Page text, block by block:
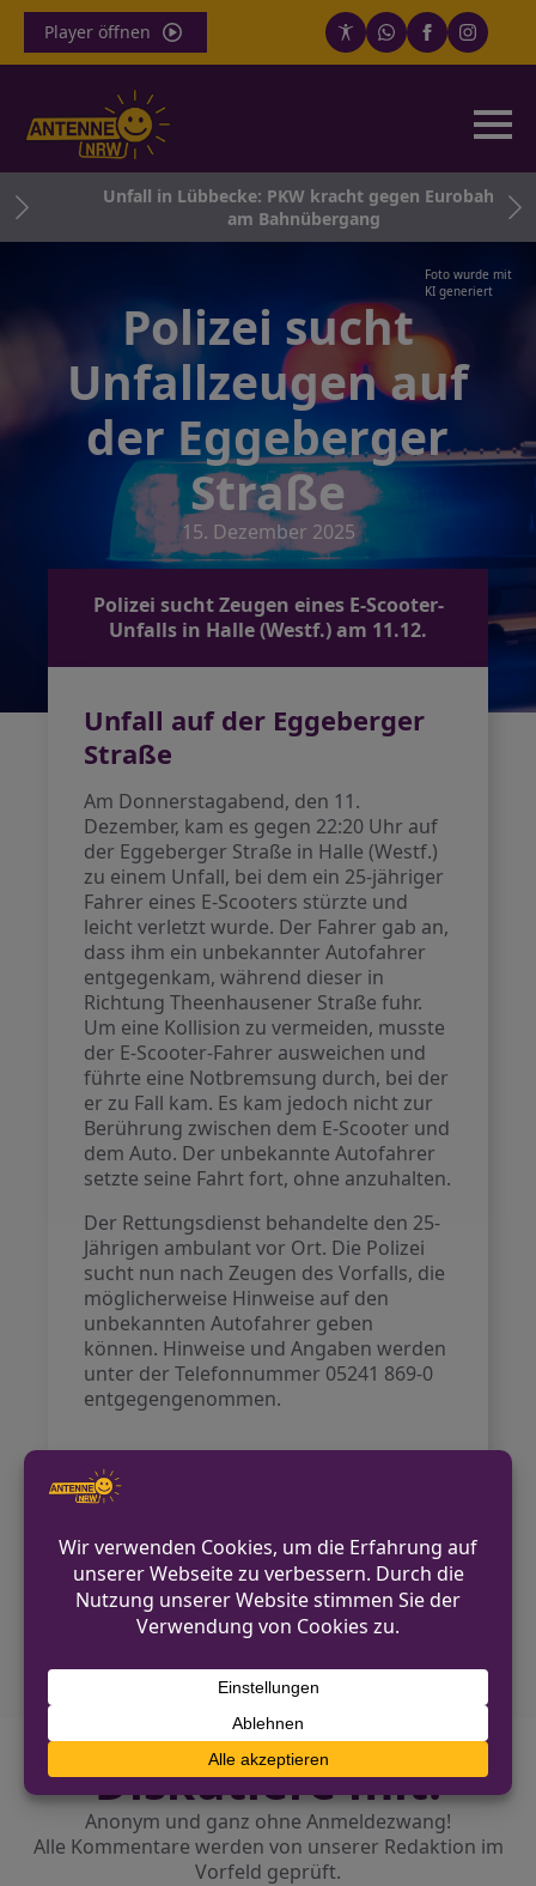
Player öffnen
Unfall in Lübbecke: PKW kracht gegen Eurobahn
am Bahnübergang
Foto wurde mit
KI generiert
Polizei sucht
Unfallzeugen auf
der Eggeberger
Straße
15. Dezember 2025
Polizei sucht Zeugen eines E-Scooter-
Unfalls in Halle (Westf.) am 11.12.
Unfall auf der Eggeberger
Straße
Am Donnerstagabend, den 11.
Dezember, kam es gegen 22:20 Uhr auf
der Eggeberger Straße in Halle (Westf.)
zu einem Unfall, bei dem ein 25-jähriger
Fahrer eines E-Scooters stürzte und
leicht verletzt wurde. Der Fahrer gab an,
dass ihm ein unbekannter Autofahrer
entgegenkam, während dieser in
Richtung Theenhausener Straße fuhr.
Um eine Kollision zu vermeiden, musste
der E-Scooter-Fahrer ausweichen und
führte eine Notbremsung durch, bei der
er zu Fall kam. Es kam jedoch nicht zur
Berührung zwischen dem E-Scooter und
dem Auto. Der unbekannte Autofahrer
setzte seine Fahrt fort, ohne anzuhalten.
Der Rettungsdienst behandelte den 25-
Jährigen ambulant vor Ort. Die Polizei
sucht nun nach Zeugen des Vorfalls, die
möglicherweise Hinweise auf den
unbekannten Autofahrer geben
können. Hinweise und Angaben werden
unter der Telefonnummer 05241 869-0
entgegengenommen.
VORHERIGER BEITRAG
Remscheid durch
NÄCHSTER BEITRAG
Angriff mit über fünf Kilo Waschmittel –
Bundespolizei ermittelt
Diskutiere mit!
Anonym und ganz ohne Anmeldezwang!
Alle Kommentare werden von unserer Redaktion im
Vorfeld geprüft.